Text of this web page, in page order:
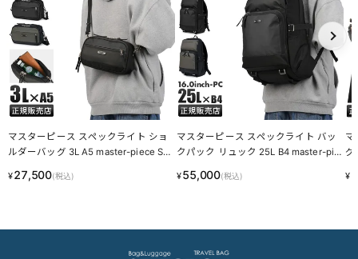
マスターピース スペックライト ショ
ルダーバッグ 3L A5 master-piece SP
¥27,500(税込)
マスターピース スペックライト バッ
クパック リュック 25L B4 master-pie
¥55,000(税込)
マ
グ
¥